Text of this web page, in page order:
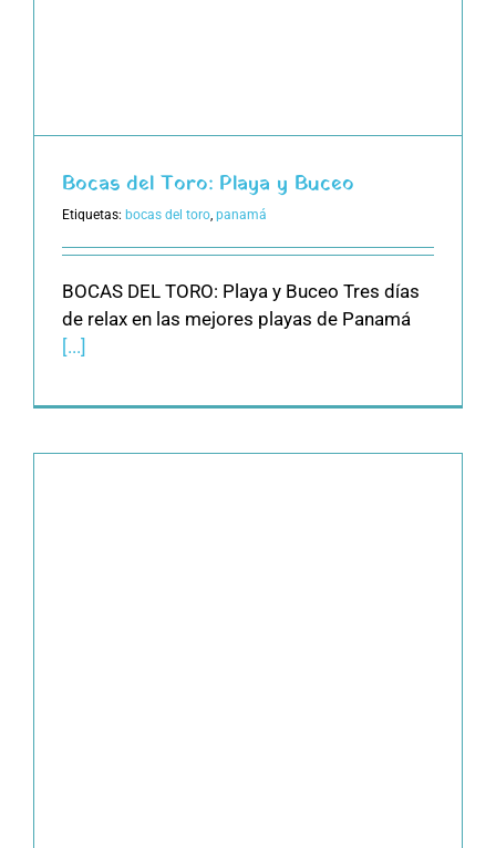
Bocas del Toro: Playa y Buceo
Etiquetas: bocas del toro, panamá
BOCAS DEL TORO: Playa y Buceo Tres días
de relax en las mejores playas de Panamá
[...]